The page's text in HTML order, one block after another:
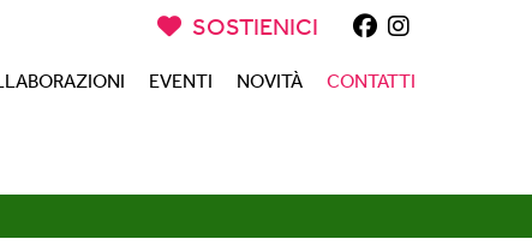
SOSTIENICI
EVENTI NOVITÀ CONTATTI